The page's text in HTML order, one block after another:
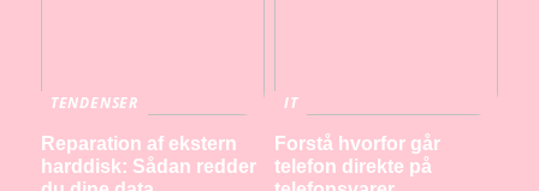
TENDENSER
Reparation af ekstern
harddisk: Sådan redder
IT
Forstå hvorfor går
telefon direkte på